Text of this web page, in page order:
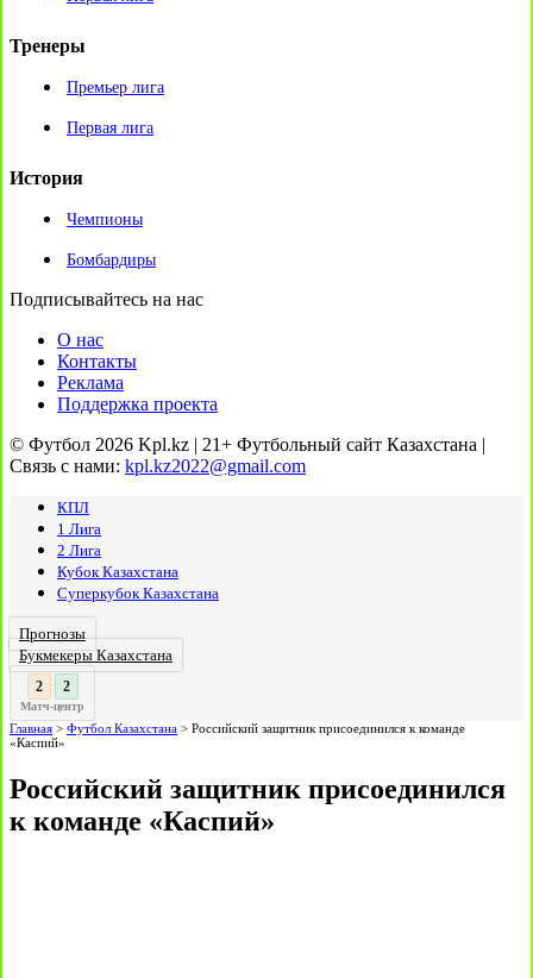
Тренеры
Премьер лига
Первая лига
История
Чемпионы
Бомбардиры
Подписывайтесь на нас
О нас
Контакты
Реклама
Поддержка проекта
© Футбол 2026 Kpl.kz | 21+ Футбольный сайт Казахстана |
Связь с нами: kpl.kz2022@gmail.com
КПЛ
1 Лига
2 Лига
Кубок Казахстана
Суперкубок Казахстана
Прогнозы
Букмекеры Казахстана
3
:
Матч-центр
Главная > Футбол Казахстана > Российский защитник присоединился к команде
«Каспий»
Российский защитник присоединился
к команде «Каспий»